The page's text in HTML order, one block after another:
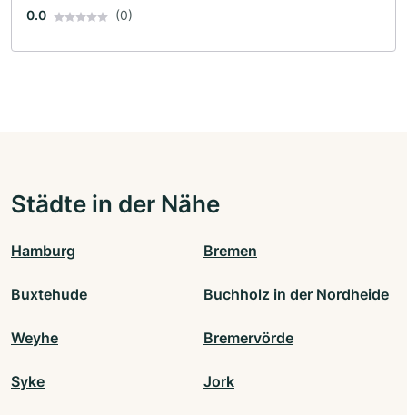
0.0 (0)
Städte in der Nähe
Hamburg Bremen
Buxtehude Buchholz in der Nordheide
Weyhe Bremervörde
Syke Jork